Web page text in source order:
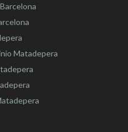
Matadepera